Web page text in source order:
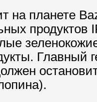
на планете
продуктов
Главный